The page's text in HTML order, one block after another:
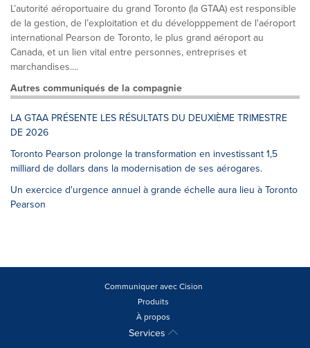
L’autorité aéroportuaire du grand Toronto (la GTAA) est responsible
de la gestion, de l’exploitation et du développpement de l'aéroport
international Pearson de Toronto, le plus grand aéroport au
Canada, et un lien vital entre personnes, entreprises et
marchandises....
Autres communiqués de la compagnie
LA GTAA PRÉSENTE LES RÉSULTATS DU DEUXIÈME TRIMESTRE
DE 2026
Toronto Pearson prolonge la transformation en investissant 1,5
milliard de dollars dans la modernisation de ses aérogares.
Un exercice d'urgence annuel à grande échelle aura lieu à Toronto
Pearson
Communiquer avec Cision
Produits
À propos
Services